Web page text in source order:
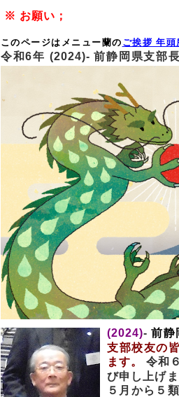
※ お願い；
このページは メニュー蘭の ご挨拶 年頭
令和6年 (2024)-前静岡県支部
(2024)-前静
支部校友の皆
ます。
令和
び申し上げ
５月から５